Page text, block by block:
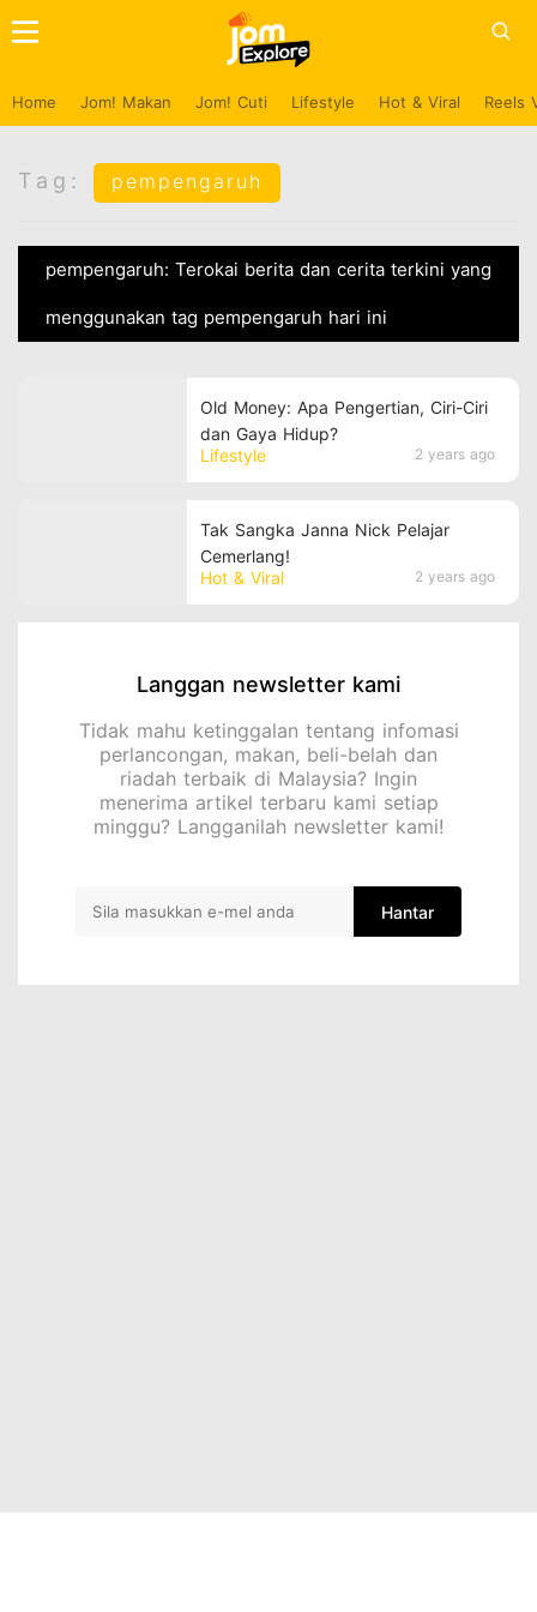
Home Jom! Makan Jom! Cuti Lifestyle Hot & Viral Reels
Tag: pempengaruh
pempengaruh: Terokai berita dan cerita terkini yang
menggunakan tag pempengaruh hari ini
Lifestyle 2 years ago
Old Money: Apa Pengertian, Ciri-Ciri
dan Gaya Hidup?
Hot & Viral 2 years ago
Tak Sangka Janna Nick Pelajar
Cemerlang!
Langgan newsletter kami
Tidak mahu ketinggalan tentang infomasi
perlancongan, makan, beli-belah dan
riadah terbaik di Malaysia? Ingin
menerima artikel terbaru kami setiap
minggu? Langganilah newsletter kami!
Hantar